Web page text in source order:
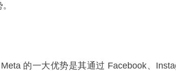
的一大优势是其通过 Facebook、